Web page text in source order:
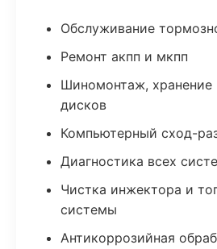
Обслуживание
Ремонт акпп и мкпп
Шиномонтаж, хранение
дисков
Компьютерный сход-
Диагностика всех
Чистка инжектора и
системы
Антикоррозийная